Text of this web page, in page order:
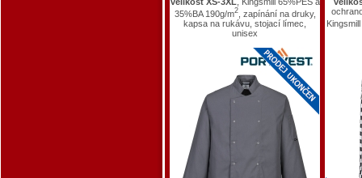
35%BA 190g/m2, zapínání na druky,
kapsa na rukávu, stojací límec,
unisex